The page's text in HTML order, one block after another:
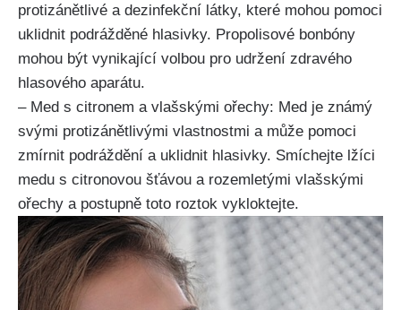
⁣protizánětlivé a dezinfekční ⁢látky, které mohou pomoci
uklidnit⁤ podrážděné hlasivky. Propolisové bonbóny
mohou⁢ být vynikající volbou pro udržení zdravého
hlasového aparátu.
– Med s ‌citronem a vlašskými ořechy: Med je známý
svými protizánětlivými⁤ vlastnostmi a může ⁢pomoci
zmírnit podráždění‌ a⁢ uklidnit hlasivky. Smíchejte lžíci
medu s citronovou šťávou a rozemletými ‌vlašskými
ořechy a⁣ postupně toto⁣ roztok vykloktejte.